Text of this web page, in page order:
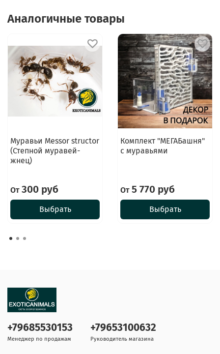
Аналогичные товары
Муравьи Messor structor
(Степной муравей-
жнец)
От300 руб
Выбрать
Комплект "МЕГАБашня"
с муравьями
От5 770 руб
Выбрать
+79685530153
Менеджер по продажам
+79653100632
Руководитель магазина